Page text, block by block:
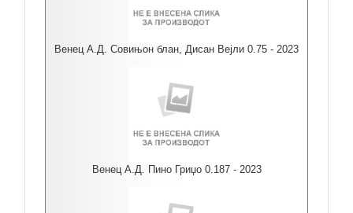
Венец А.Д. Совињон блан, Дисан Вејли 0.75 - 2023
Венец А.Д. Пино Гриџо 0.187 - 2023